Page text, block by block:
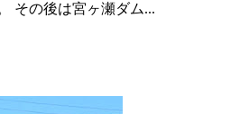
その後は宮ヶ瀬ダム...